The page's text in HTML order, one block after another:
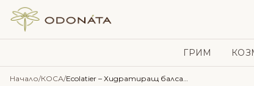
Skip to content
ГРИМ
Начало/КОСА/ Ecolatier – Хидратиращ балсам за коса с Алое вера